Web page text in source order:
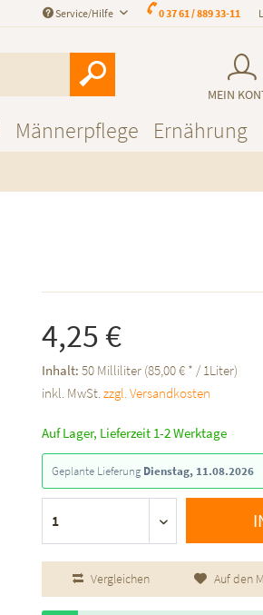
0 37 61 / 889 33-11
Service/Hilfe
MEIN
Männerpflege Ernährung
4,25 €
Inhalt:50 Milliliter (85,00 € * / 1Liter)
inkl. MwSt.zzgl. Versandkosten
Auf Lager, Lieferzeit 1-2 Werktage
Geplante Lieferung Dienstag, 11.08.2026
Vergleichen Auf den